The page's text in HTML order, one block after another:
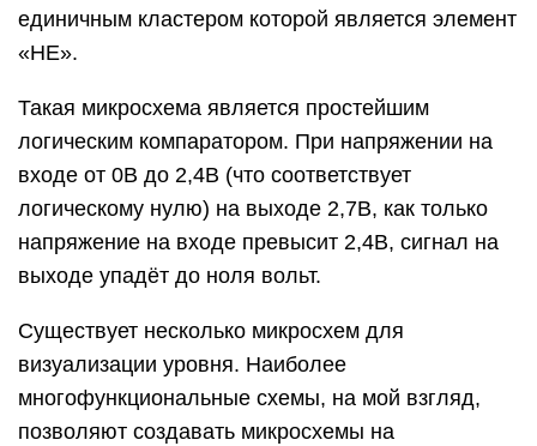
единичным кластером которой является элемент
«НЕ».
Такая микросхема является простейшим
логическим компаратором. При напряжении на
входе от 0В до 2,4В (что соответствует
логическому нулю) на выходе 2,7В, как только
напряжение на входе превысит 2,4В, сигнал на
выходе упадёт до ноля вольт.
Существует несколько микросхем для
визуализации уровня. Наиболее
многофункциональные схемы, на мой взгляд,
позволяют создавать микросхемы на